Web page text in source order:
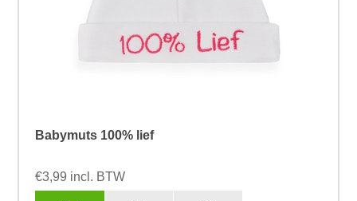
Babymuts 100% lief
€3,99 incl. BTW